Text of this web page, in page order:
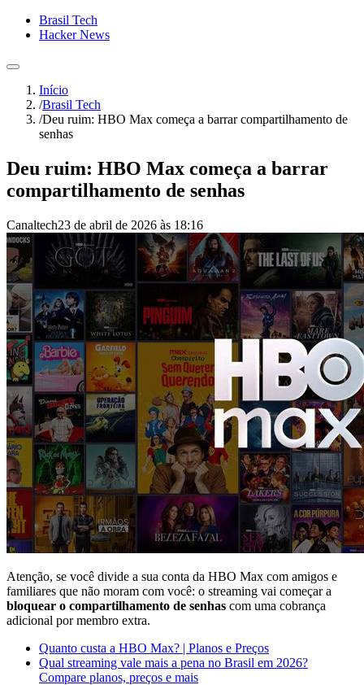
Brasil Tech
Hacker News
Início
/Brasil Tech
/Deu ruim: HBO Max começa a barrar compartilhamento de
senhas
Deu ruim: HBO Max começa a barrar
compartilhamento de senhas
Canaltech23 de abril de 2026 às 18:16
Atenção, se você divide a sua conta da HBO Max com amigos e
familiares que não moram com você: o streaming vai começar a
bloquear o compartilhamento de senhas com uma cobrança
adicional por membro extra.
Quanto custa a HBO Max? | Planos e Preços
Qual streaming vale mais a pena no Brasil em 2026?
Compare planos, preços e mais